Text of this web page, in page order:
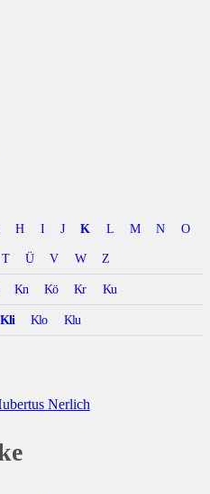
H I J K L M N O
T Ü V W Z
Kn Kö Kr Ku
Kli Klo Klu
Nerlich